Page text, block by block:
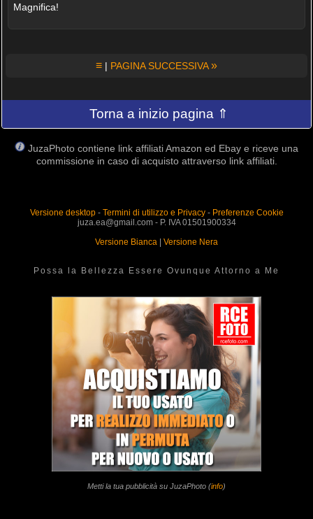
Magnifica!
≡ | PAGINA SUCCESSIVA»
Torna a inizio pagina ⇑
JuzaPhoto contiene link affiliati Amazon ed Ebay e riceve una
commissione in caso di acquisto attraverso link affiliati.
Versione desktop- Termini di utilizzo e Privacy- Preferenze Cookie
juza.ea@gmail.com - P. IVA 01501900334
Versione Bianca
Versione Nera
Possa la Bellezza Essere Ovunque Attorno a Me
Metti la tua pubblicità su JuzaPhoto (info)